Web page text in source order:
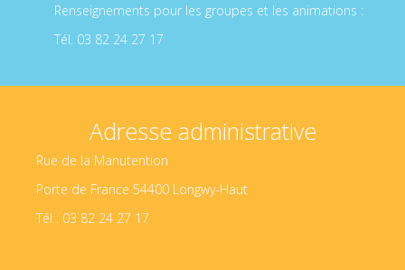
Renseignements pour les groupes et les animations :
Tél. 03 82 24 27 17
Adresse administrative
Rue de la Manutention
Porte de France 54400 Longwy-Haut
Tél : 03 82 24 27 17